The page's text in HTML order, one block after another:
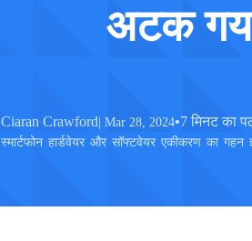
इमेज कनवर्टर >अटक
Ciaran Crawford| Mar 28, 2024•7 मिनट का
स्मार्टफोन हार्डवेयर और सॉफ्टवेयर एकीकरण का